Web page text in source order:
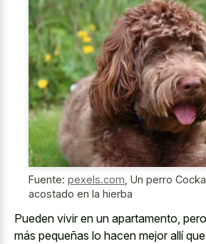
Fuente: pexels.com Un perro
acostado en la hierba
Pueden vivir en un apartamento,
más pequeñas lo hacen mejor allí